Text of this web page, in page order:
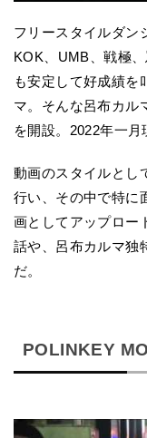
フリースタイルダン
KOK、UMB、戦極
も安定して好成績を
マ。そんな呂布カル
を開設。2022年一月
動画のスタイルとし
行い、その中で特に
画としてアップロー
話や、呂布カルマ独
だ。
POLINKEY